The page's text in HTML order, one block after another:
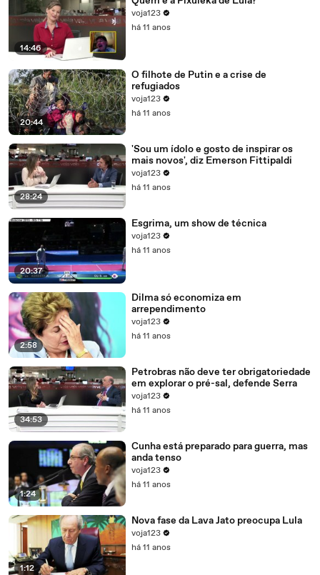
14:46
voja123
há 11 anos
20:44
O filhote de Putin e a crise de
refugiados
voja123
há 11 anos
28:24
'Sou um ídolo e gosto de inspirar os
mais novos', diz Emerson Fittipaldi
voja123
há 11 anos
20:37
Esgrima, um show de técnica
voja123
há 11 anos
2:58
Dilma só economiza em
arrependimento
voja123
há 11 anos
34:53
Petrobras não deve ter obrigatoriedade
em explorar o pré-sal, defende Serra
voja123
há 11 anos
1:24
Cunha está preparado para guerra, mas
anda tenso
voja123
há 11 anos
1:12
Nova fase da Lava Jato preocupa Lula
voja123
há 11 anos